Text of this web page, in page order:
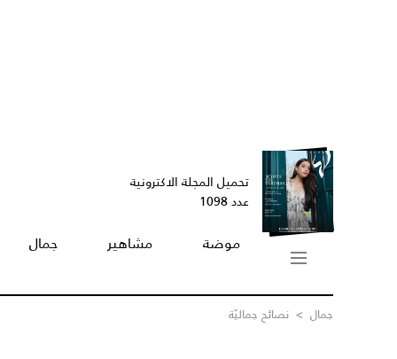
تحميل المجلة الاكترونية
عدد 1098
موضة مشاهير جمال
جمال > نصائح جماليّة